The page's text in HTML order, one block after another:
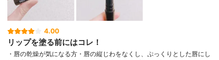
4.00
リップを塗る前にはコレ！
・唇の乾燥が気になる方・唇の縦じわをなくし、ぷっくりとした唇にし